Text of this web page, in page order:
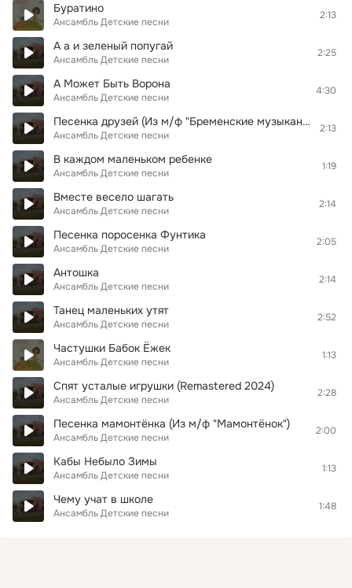
Буратино
Ансамбль Детские песни
2:13
А а и зеленый попугай
Ансамбль Детские песни
2:25
А Может Быть Ворона
Ансамбль Детские песни
4:30
Песенка друзей (Из м/ф "Бременские музыканты")
Ансамбль Детские песни
2:13
В каждом маленьком ребенке
Ансамбль Детские песни
1:19
Вместе весело шагать
Ансамбль Детские песни
2:14
Песенка поросенка Фунтика
Ансамбль Детские песни
2:05
Антошка
Ансамбль Детские песни
2:14
Танец маленьких утят
Ансамбль Детские песни
2:52
Частушки Бабок Ёжек
Ансамбль Детские песни
1:13
Спят усталые игрушки (Remastered 2024)
Ансамбль Детские песни
2:28
Песенка мамонтёнка (Из м/ф "Мамонтёнок")
Ансамбль Детские песни
2:00
Кабы Небыло Зимы
Ансамбль Детские песни
1:13
Чему учат в школе
Ансамбль Детские песни
1:48